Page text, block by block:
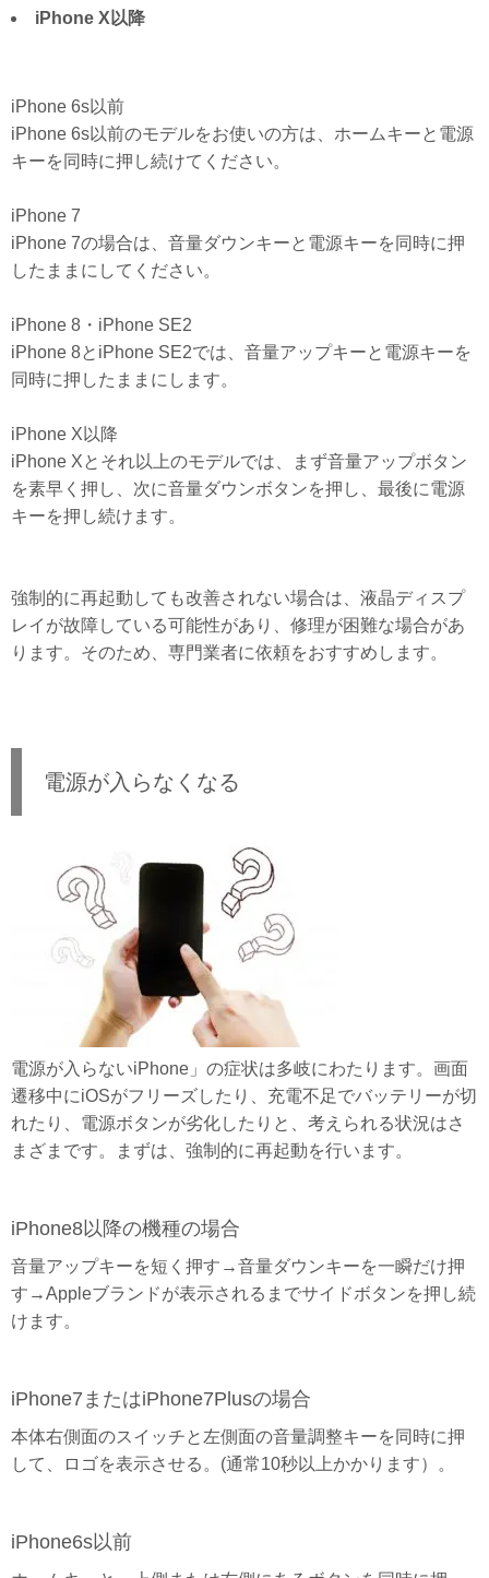
iPhone X以降
iPhone 6s以前
iPhone 6s以前のモデルをお使いの方は、ホームキーと電源
キーを同時に押し続けてください。
iPhone 7
iPhone 7の場合は、音量ダウンキーと電源キーを同時に押
したままにしてください。
iPhone 8・iPhone SE2
iPhone 8とiPhone SE2では、音量アップキーと電源キーを
同時に押したままにします。
iPhone X以降
iPhone Xとそれ以上のモデルでは、まず音量アップボタン
を素早く押し、次に音量ダウンボタンを押し、最後に電源
キーを押し続けます。
強制的に再起動しても改善されない場合は、液晶ディスプ
レイが故障している可能性があり、修理が困難な場合があ
ります。そのため、専門業者に依頼をおすすめします。
電源が入らなくなる
電源が入らないiPhone」の症状は多岐にわたります。画面
遷移中にiOSがフリーズしたり、充電不足でバッテリーが切
れたり、電源ボタンが劣化したりと、考えられる状況はさ
まざまです。まずは、強制的に再起動を行います。
iPhone8以降の機種の場合
音量アップキーを短く押す→音量ダウンキーを一瞬だけ押
す→Appleブランドが表示されるまでサイドボタンを押し続
けます。
iPhone7またはiPhone7Plusの場合
本体右側面のスイッチと左側面の音量調整キーを同時に押
して、ロゴを表示させる。(通常10秒以上かかります）。
iPhone6s以前